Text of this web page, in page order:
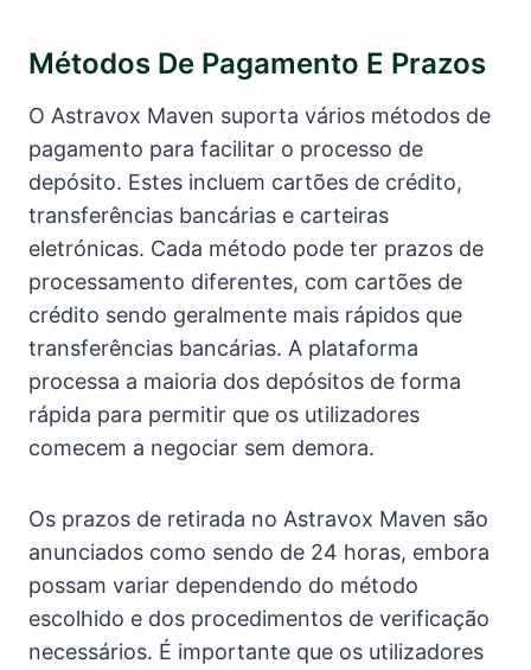
Métodos De Pagamento E Prazos
O Astravox Maven suporta vários métodos de
pagamento para facilitar o processo de
depósito. Estes incluem cartões de crédito,
transferências bancárias e carteiras
eletrónicas. Cada método pode ter prazos de
processamento diferentes, com cartões de
crédito sendo geralmente mais rápidos que
transferências bancárias. A plataforma
processa a maioria dos depósitos de forma
rápida para permitir que os utilizadores
comecem a negociar sem demora.
Os prazos de retirada no Astravox Maven são
anunciados como sendo de 24 horas, embora
possam variar dependendo do método
escolhido e dos procedimentos de verificação
necessários. É importante que os utilizadores